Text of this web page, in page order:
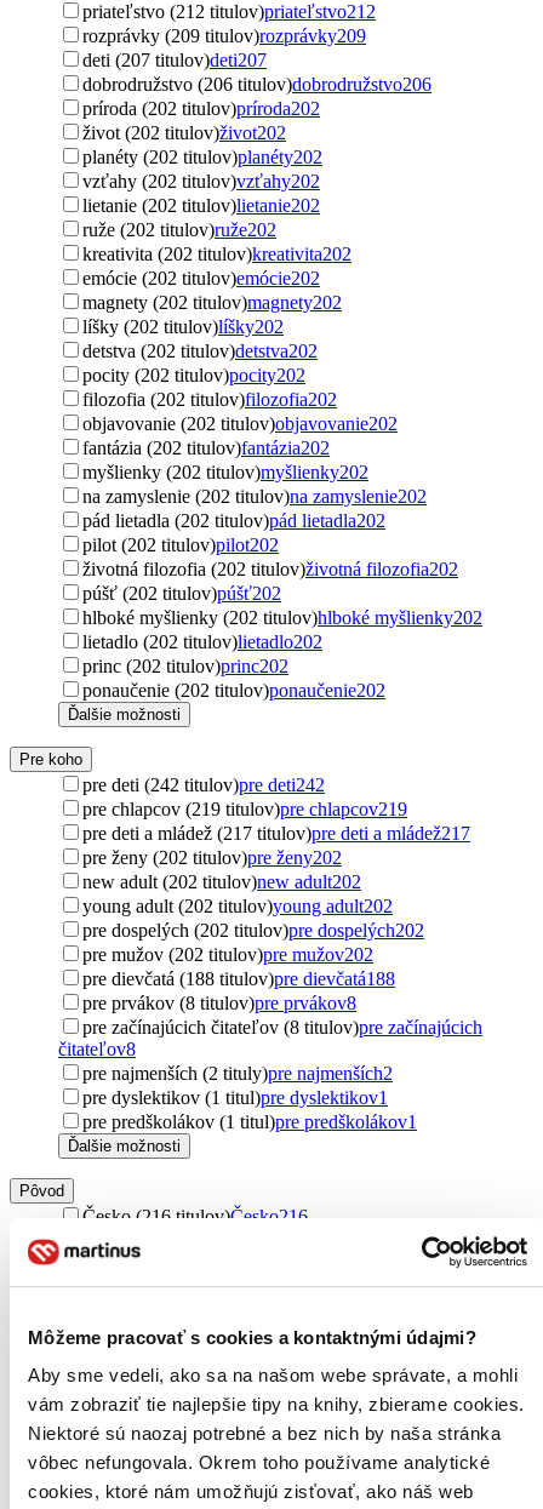
Môžeme pracovať s cookies a kontaktnými údajmi?
Aby sme vedeli, ako sa na našom webe správate, a mohli
vám zobraziť tie najlepšie tipy na knihy, zbierame cookies.
Niektoré sú naozaj potrebné a bez nich by naša stránka
vôbec nefungovala. Okrem toho používame analytické
cookies, ktoré nám umožňujú zisťovať, ako náš web
priateľstvo (212 titulov)priateľstvo212
rozprávky (209 titulov)rozprávky209
deti (207 titulov)deti207
dobrodružstvo (206 titulov)dobrodružstvo206
príroda (202 titulov)príroda202
život (202 titulov)život202
planéty (202 titulov)planéty202
vzťahy (202 titulov)vzťahy202
lietanie (202 titulov)lietanie202
ruže (202 titulov)ruže202
kreativita (202 titulov)kreativita202
emócie (202 titulov)emócie202
magnety (202 titulov)magnety202
líšky (202 titulov)líšky202
detstva (202 titulov)detstva202
pocity (202 titulov)pocity202
filozofia (202 titulov)filozofia202
objavovanie (202 titulov)objavovanie202
fantázia (202 titulov)fantázia202
myšlienky (202 titulov)myšlienky202
na zamyslenie (202 titulov)na zamyslenie202
pád lietadla (202 titulov)pád lietadla202
pilot (202 titulov)pilot202
životná filozofia (202 titulov)životná filozofia202
púšť (202 titulov)púšť202
hlboké myšlienky (202 titulov)hlboké myšlienky202
lietadlo (202 titulov)lietadlo202
princ (202 titulov)princ202
ponaučenie (202 titulov)ponaučenie202
Ďalšie možnosti
Pre koho
pre deti (242 titulov)pre deti242
pre chlapcov (219 titulov)pre chlapcov219
pre deti a mládež (217 titulov)pre deti a mládež217
pre ženy (202 titulov)pre ženy202
new adult (202 titulov)new adult202
young adult (202 titulov)young adult202
pre dospelých (202 titulov)pre dospelých202
pre mužov (202 titulov)pre mužov202
pre dievčatá (188 titulov)pre dievčatá188
pre prvákov (8 titulov)pre prvákov8
pre začínajúcich čitateľov (8 titulov)pre začínajúcich
čitateľov8
pre najmenších (2 tituly)pre najmenších2
pre dyslektikov (1 titul)pre dyslektikov1
pre predškolákov (1 titul)pre predškolákov1
Ďalšie možnosti
Pôvod
Česko (216 titulov)Česko216
Francúzsko (206 titulov)
zahraničný (173 titulov)
Spojené kráľovstvo (17 titulov)Spojené kráľovstvo17
Poľsko (2 tituly)Poľsko2
Ďalšie možnosti
Útvar
romány (207 titulov)romány 207
poviedky (2 tituly)
poviedky 2